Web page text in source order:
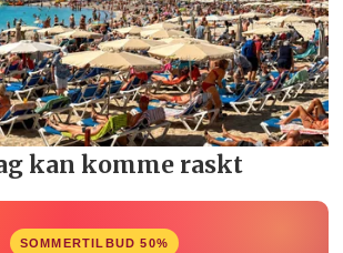
SOMMERTILBUD 50%